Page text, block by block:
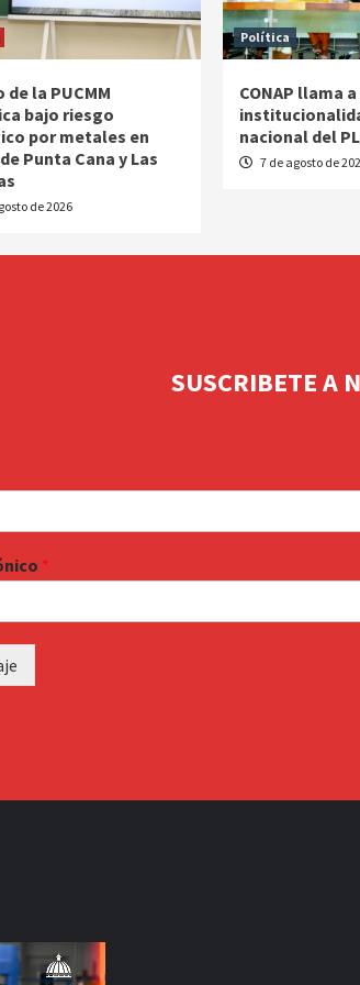
de la PUCMM
bajo riesgo
por metales en
Punta Cana y Las
de 2026
Política
CONAP llama
nacional del
7 de agosto de
SUSCRIBETE A
*